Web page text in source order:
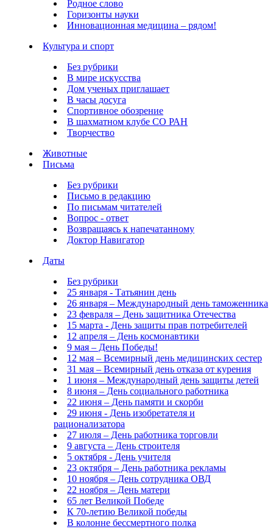
Родное слово
Горизонты науки
Инновационная медицина – рядом!
Культура и спорт
Без рубрики
В мире искусства
Дом ученых приглашает
В часы досуга
Спортивное обозрение
В шахматном клубе СО РАН
Творчество
Животные
Письма
Без рубрики
Письмо в редакцию
По письмам читателей
Вопрос - ответ
Возвращаясь к напечатанному
Доктор Навигатор
Даты
Без рубрики
25 января - Татьянин день
26 января – Международный день таможенника
23 февраля – День защитника Отечества
15 марта - День защиты прав потребителей
12 апреля – День космонавтики
9 мая – День Победы!
12 мая – Всемирный день медицинских сестер
31 мая – Всемирный день отказа от курения
1 июня – Международный день защиты детей
8 июня – День социального работника
22 июня – День памяти и скорби
29 июня - День изобретателя и
рационализатора
27 июля – День работника торговли
9 августа – День строителя
5 октября - День учителя
23 октября – День работника рекламы
10 ноября – День сотрудника ОВД
22 ноября – День матери
65 лет Великой Победе
К 70-летию Великой победы
В колонне бессмертного полка